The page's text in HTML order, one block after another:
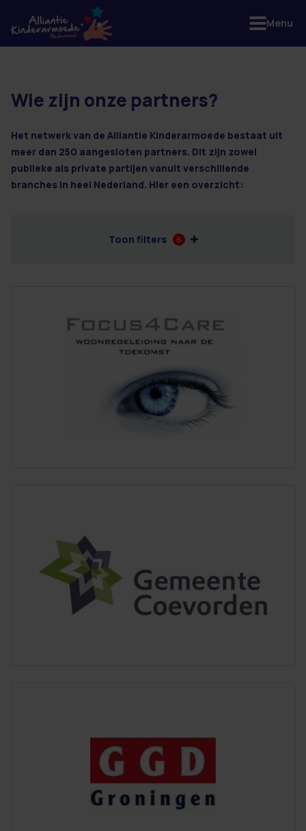
13 resultaten
Wie zijn onze partners?
Het netwerk van de Alliantie Kinderarmoede bestaat uit
meer dan 250 aangesloten partners. Dit zijn zowel
publieke als private partijen vanuit verschillende
branches in heel Nederland. Hier een overzicht:
Toon filters 6
Menu